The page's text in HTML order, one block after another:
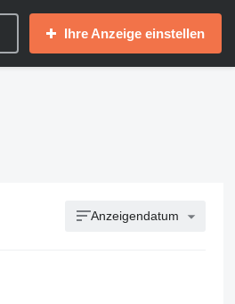
Ihre Anzeige einstellen
Anzeigendatum